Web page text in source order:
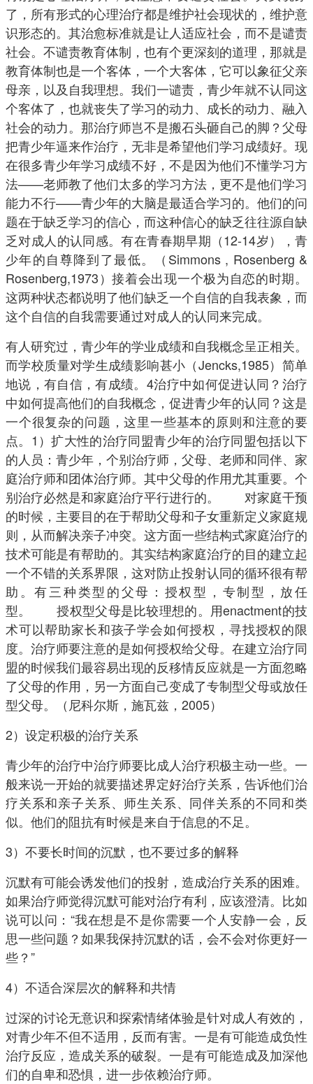
了，所有形式的心理治疗都是维护社会现状的，维护意
识形态的。其治愈标准就是让人适应社会，而不是谴责
社会。不谴责教育体制，也有个更深刻的道理，那就是
教育体制也是一个客体，一个大客体，它可以象征父亲
母亲，以及自我理想。我们一谴责，青少年就不认同这
个客体了，也就丧失了学习的动力、成长的动力、融入
社会的动力。那治疗师岂不是搬石头砸自己的脚？父母
把青少年逼来作治疗，无非是希望他们学习成绩好。现
在很多青少年学习成绩不好，不是因为他们不懂学习方
法——老师教了他们太多的学习方法，更不是他们学习
能力不行——青少年的大脑是最适合学习的。他们的问
题在于缺乏学习的信心，而这种信心的缺乏往往源自缺
乏对成人的认同感。有在青春期早期（12-14岁），青
少年的自尊降到了最低。（Simmons , Rosenberg &
Rosenberg,1973）接着会出现一个极为自恋的时期。
这两种状态都说明了他们缺乏一个自信的自我表象，而
这个自信的自我需要通过对成人的认同来完成。
有人研究过，青少年的学业成绩和自我概念呈正相关。
而学校质量对学生成绩影响甚小（Jencks,1985）简单
地说，有自信，有成绩。4治疗中如何促进认同？治疗
中如何提高他们的自我概念，促进青少年的认同？这是
一个很复杂的问题，这里一些基本的原则和注意的要
点。1）扩大性的治疗同盟青少年的治疗同盟包括以下
的人员：青少年，个别治疗师，父母、老师和同伴、家
庭治疗师和团体治疗师。其中父母的作用尤其重要。个
别治疗必然是和家庭治疗平行进行的。 对家庭干预
的时候，主要目的在于帮助父母和子女重新定义家庭规
则，从而解决亲子冲突。这方面一些结构式家庭治疗的
技术可能是有帮助的。其实结构家庭治疗的目的建立起
一个不错的关系界限，这对防止投射认同的循环很有帮
助。有三种类型的父母：授权型，专制型，放任
型。 授权型父母是比较理想的。用enactment的技
术可以帮助家长和孩子学会如何授权，寻找授权的限
度。治疗师要注意的是如何授权给父母。在建立治疗同
盟的时候我们最容易出现的反移情反应就是一方面忽略
了父母的作用，另一方面自己变成了专制型父母或放任
型父母。（尼科尔斯，施瓦兹，2005）
2）设定积极的治疗关系
青少年的治疗中治疗师要比成人治疗积极主动一些。一
般来说一开始的就要描述界定好治疗关系，告诉他们治
疗关系和亲子关系、师生关系、同伴关系的不同和类
似。他们的阻抗有时候是来自于信息的不足。
3）不要长时间的沉默，也不要过多的解释
沉默有可能会诱发他们的投射，造成治疗关系的困难。
如果治疗师觉得沉默可能对治疗有利，应该澄清。比如
说可以问：“我在想是不是你需要一个人安静一会，反
思一些问题？如果我保持沉默的话，会不会对你更好一
些？”
4）不适合深层次的解释和共情
过深的讨论无意识和探索情绪体验是针对成人有效的，
对青少年不但不适用，反而有害。一是有可能造成负性
治疗反应，造成关系的破裂。一是有可能造成及加深他
们的自卑和恐惧，进一步依赖治疗师。